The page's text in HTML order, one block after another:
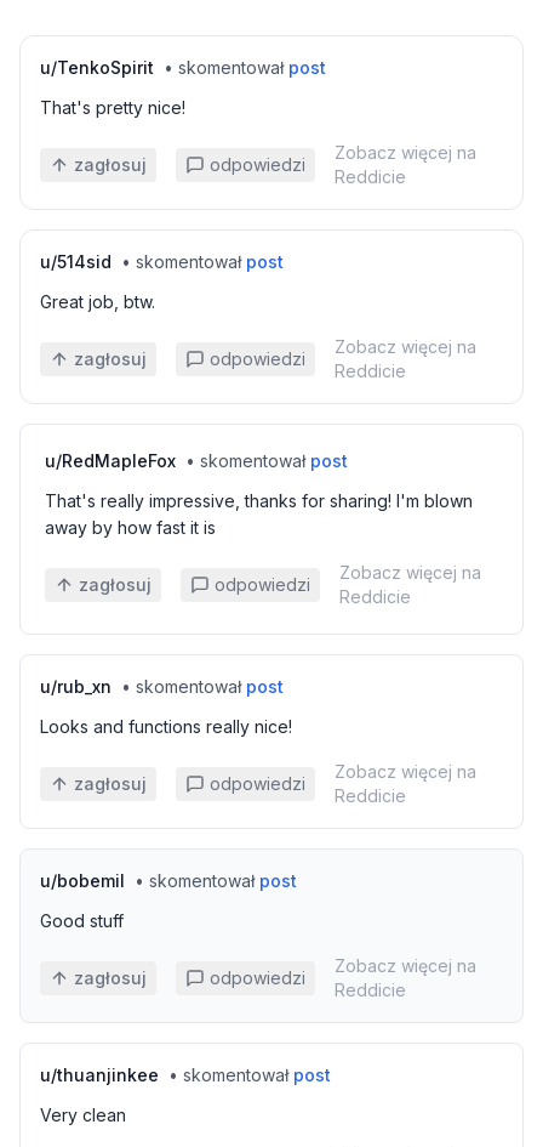
u/TenkoSpirit • skomentował post
That's pretty nice!
zagłosuj odpowiedzi
Zobacz więcej na
Reddicie
u/514sid • skomentował post
Great job, btw.
zagłosuj odpowiedzi
Zobacz więcej na
Reddicie
u/RedMapleFox • skomentował post
That's really impressive, thanks for sharing! I'm blown
away by how fast it is
zagłosuj odpowiedzi
Zobacz więcej na
Reddicie
u/rub_xn • skomentował post
Looks and functions really nice!
zagłosuj odpowiedzi
Zobacz więcej na
Reddicie
u/bobemil • skomentował post
Good stuff
zagłosuj odpowiedzi
Zobacz więcej na
Reddicie
u/thuanjinkee • skomentował post
Very clean